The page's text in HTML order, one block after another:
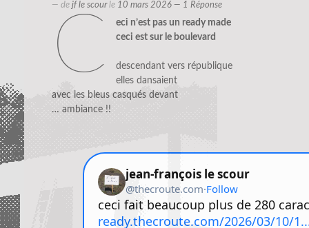
— de jf le scourle 10 mars 2026 — 1 Réponse
c
eci n’est pas un ready made
ceci est sur le boulevard
descendant vers république
elles dansaient
avec les bleus casqués devant
… ambiance !!